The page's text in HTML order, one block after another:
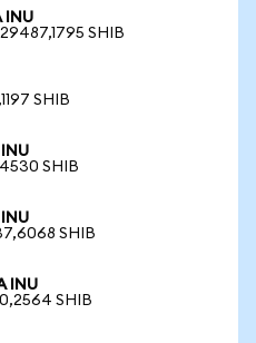
INU
SHIB
SHIB
SHIB
SHIB
INU
SHIB